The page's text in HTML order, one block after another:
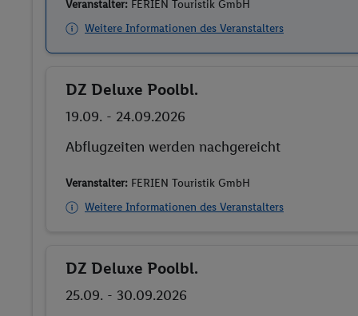
Veranstalter: FERIEN Touristik GmbH
Weitere Informationen des Veranstalters
Buchen
DZ Deluxe Poolbl.
19.09. - 24.09.2026
Abflugzeiten werden nachgereicht
Veranstalter: FERIEN Touristik GmbH
Weitere Informationen des Veranstalters
Buchen
DZ Deluxe Poolbl.
25.09. - 30.09.2026